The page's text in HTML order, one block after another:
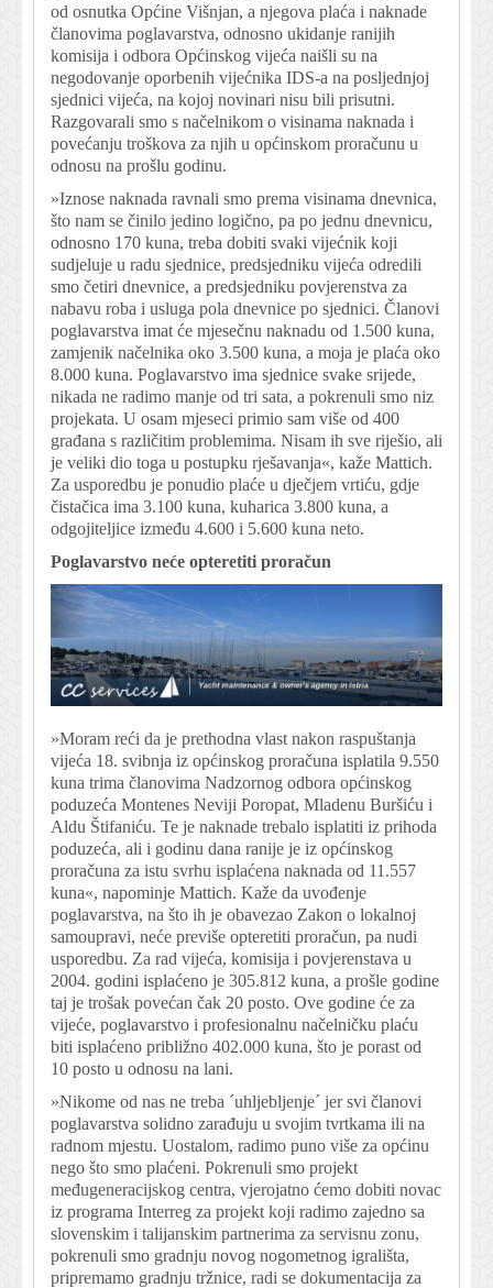
od osnutka Općine Višnjan, a njegova plaća i naknade
članovima poglavarstva, odnosno ukidanje ranijih
komisija i odbora Općinskog vijeća naišli su na
negodovanje oporbenih vijećnika IDS-a na posljednjoj
sjednici vijeća, na kojoj novinari nisu bili prisutni.
Razgovarali smo s načelnikom o visinama naknada i
povećanju troškova za njih u općinskom proračunu u
odnosu na prošlu godinu.
»Iznose naknada ravnali smo prema visinama dnevnica,
što nam se činilo jedino logično, pa po jednu dnevnicu,
odnosno 170 kuna, treba dobiti svaki vijećnik koji
sudjeluje u radu sjednice, predsjedniku vijeća odredili
smo četiri dnevnice, a predsjedniku povjerenstva za
nabavu roba i usluga pola dnevnice po sjednici. Članovi
poglavarstva imat će mjesečnu naknadu od 1.500 kuna,
zamjenik načelnika oko 3.500 kuna, a moja je plaća oko
8.000 kuna. Poglavarstvo ima sjednice svake srijede,
nikada ne radimo manje od tri sata, a pokrenuli smo niz
projekata. U osam mjeseci primio sam više od 400
građana s različitim problemima. Nisam ih sve riješio, ali
je veliki dio toga u postupku rješavanja«, kaže Mattich.
Za usporedbu je ponudio plaće u dječjem vrtiću, gdje
čistačica ima 3.100 kuna, kuharica 3.800 kuna, a
odgojiteljice između 4.600 i 5.600 kuna neto.
Poglavarstvo neće opteretiti proračun
»Moram reći da je prethodna vlast nakon raspuštanja
vijeća 18. svibnja iz općinskog proračuna isplatila 9.550
kuna trima članovima Nadzornog odbora općinskog
poduzeća Montenes Neviji Poropat, Mladenu Buršiću i
Aldu Štifaniću. Te je naknade trebalo isplatiti iz prihoda
poduzeća, ali i godinu dana ranije je iz općinskog
proračuna za istu svrhu isplaćena naknada od 11.557
kuna«, napominje Mattich. Kaže da uvođenje
poglavarstva, na što ih je obavezao Zakon o lokalnoj
samoupravi, neće previše opteretiti proračun, pa nudi
usporedbu. Za rad vijeća, komisija i povjerenstava u
2004. godini isplaćeno je 305.812 kuna, a prošle godine
taj je trošak povećan čak 20 posto. Ove godine će za
vijeće, poglavarstvo i profesionalnu načelničku plaću
biti isplaćeno približno 402.000 kuna, što je porast od
10 posto u odnosu na lani.
»Nikome od nas ne treba ´uhljebljenje´ jer svi članovi
poglavarstva solidno zarađuju u svojim tvrtkama ili na
radnom mjestu. Uostalom, radimo puno više za općinu
nego što smo plaćeni. Pokrenuli smo projekt
međugeneracijskog centra, vjerojatno ćemo dobiti novac
iz programa Interreg za projekt koji radimo zajedno sa
slovenskim i talijanskim partnerima za servisnu zonu,
pokrenuli smo gradnju novog nogometnog igrališta,
pripremamo gradnju tržnice, radi se dokumentacija za